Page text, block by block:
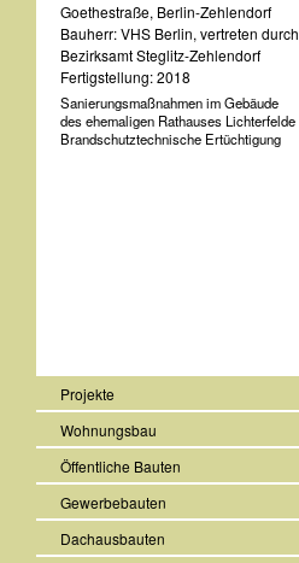
Goethestraße, Berlin-Zehlendorf
Bauherr: VHS Berlin, vertreten durch
Bezirksamt Steglitz-Zehlendorf
Fertigstellung: 2018
Sanierungsmaßnahmen im Gebäude
des ehemaligen Rathauses Lichterfelde
Brandschutztechnische Ertüchtigung
Projekte
Wohnungsbau
Öffentliche Bauten
Gewerbebauten
Dachausbauten